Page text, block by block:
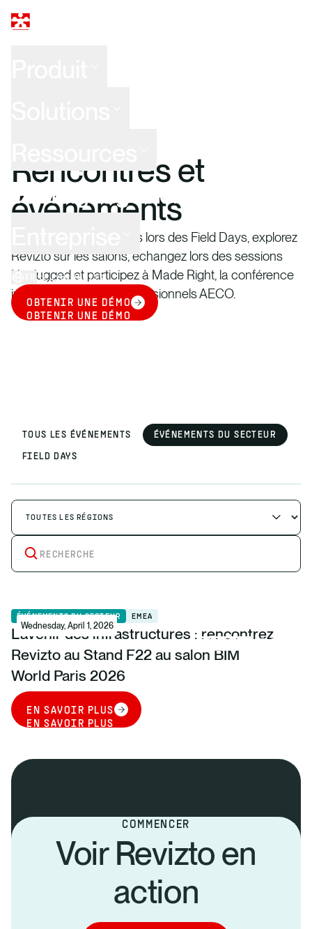
Témoignages clients
SE CONNECTER
OBTENIR UNE DÉMO
OBTENIR UNE DÉMO
Rencontres et
événements
Rencontrez nos équipes lors des Field Days, explorez
Revizto sur les salons, échangez lors des sessions
Unplugged et participez à Made Right, la conférence
incontournable des professionnels AECO.
TOUS LES ÉVÉNEMENTS
ÉVÉNEMENTS DU SECTEUR
FIELD DAYS
Wednesday, April 1, 2026
ÉVÉNEMENTS DU SECTEUR EMEA
L’avenir des infrastructures : rencontrez
Revizto au Stand F22 au salon BIM
World Paris 2026
EN SAVOIR PLUS
EN SAVOIR PLUS
COMMENCER
Voir Revizto en
action